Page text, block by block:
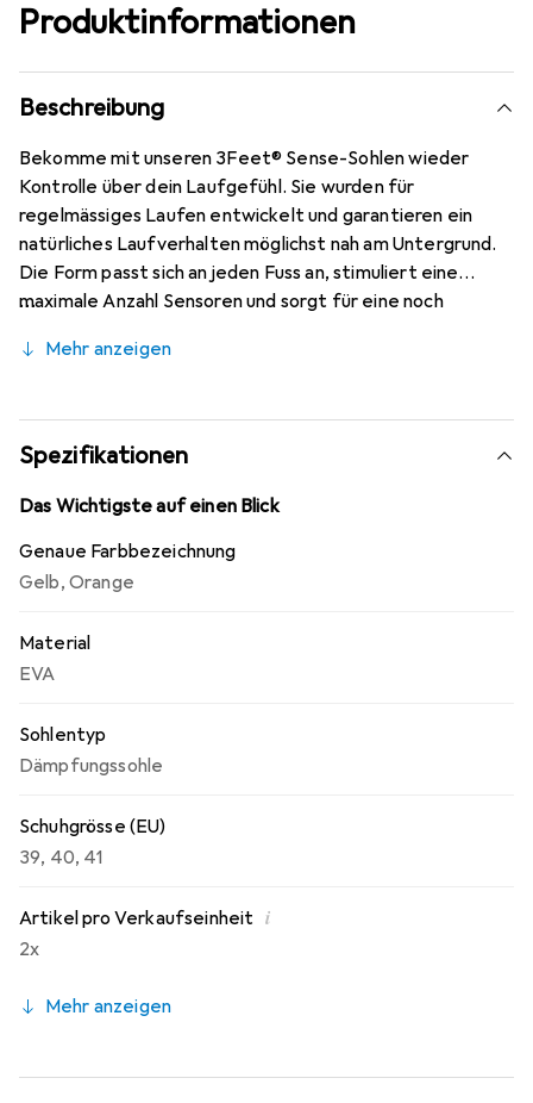
Produktinformationen
Beschreibung
Bekomme mit unseren 3Feet® Sense-Sohlen wieder
Kontrolle über dein Laufgefühl. Sie wurden für
regelmässiges Laufen entwickelt und garantieren ein
natürliches Laufverhalten möglichst nah am Untergrund.
Die Form passt sich an jeden Fuss an, stimuliert eine
maximale Anzahl Sensoren und sorgt für eine noch
Mehr anzeigen
Spezifikationen
Das Wichtigste auf einen Blick
Genaue Farbbezeichnung
Gelb, Orange
Material
EVA
Sohlentyp
Dämpfungssohle
Schuhgrösse (EU)
39, 40, 41
Artikel pro Verkaufseinheit i
2x
Mehr anzeigen